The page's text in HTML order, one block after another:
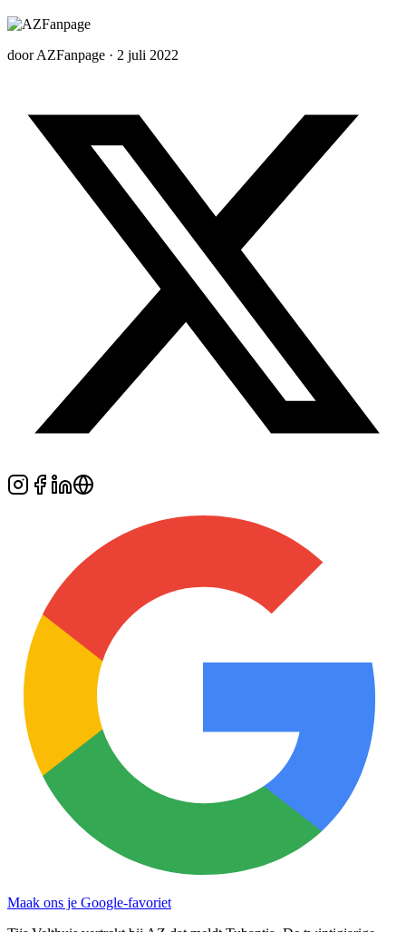
door AZFanpage · 2 juli 2022
Maak ons je Google-favoriet